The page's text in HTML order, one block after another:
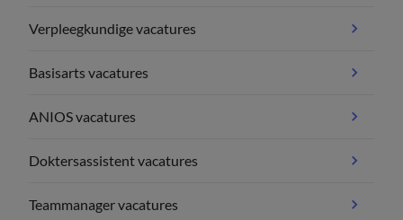
Verpleegkundige vacatures
Basisarts vacatures
ANIOS vacatures
Doktersassistent vacatures
Teammanager vacatures